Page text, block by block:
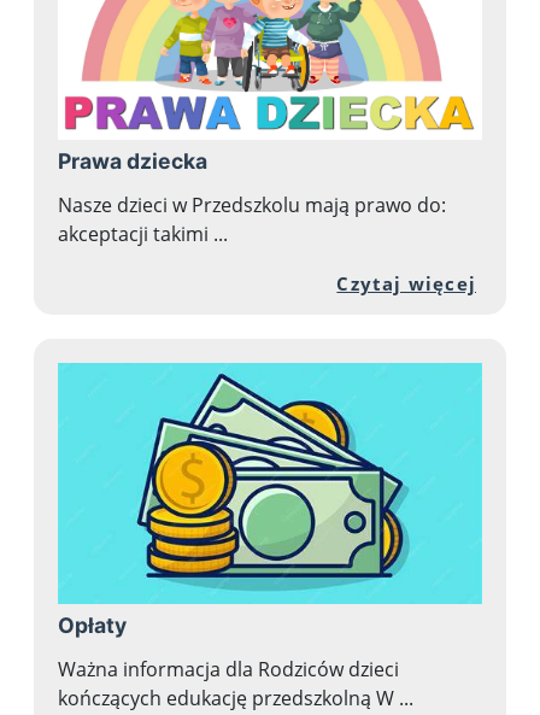
Prawa dziecka
Nasze dzieci w Przedszkolu mają prawo do:
akceptacji takimi ...
Czytaj więcej
Opłaty
Ważna informacja dla Rodziców dzieci
kończących edukację przedszkolną W ...